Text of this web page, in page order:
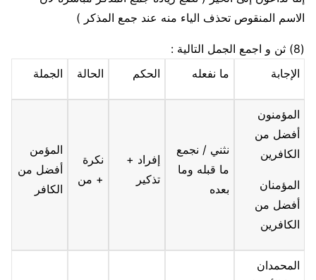
الاسم المنقوص تحذف الياء منه عند جمع المذكر )
(8)
ثن و اجمع الجمل التالية :
الإجابة
ما نفعله الحكم الحالة الجملة
المؤمنون
أفضل من
الكافرين
المؤمنان
أفضل من
الكافرين
نثني / نجمع
ما قبله وما
بعده
إفراد +
تذكير
نكرة
+ من
المؤمن
أفضل من
الكافر
المحمدان